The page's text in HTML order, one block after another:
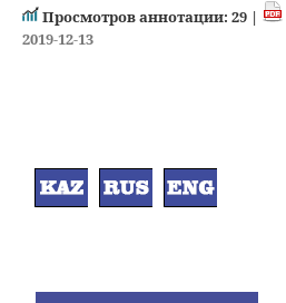
Просмотров аннотации: 29 |
2019-12-13